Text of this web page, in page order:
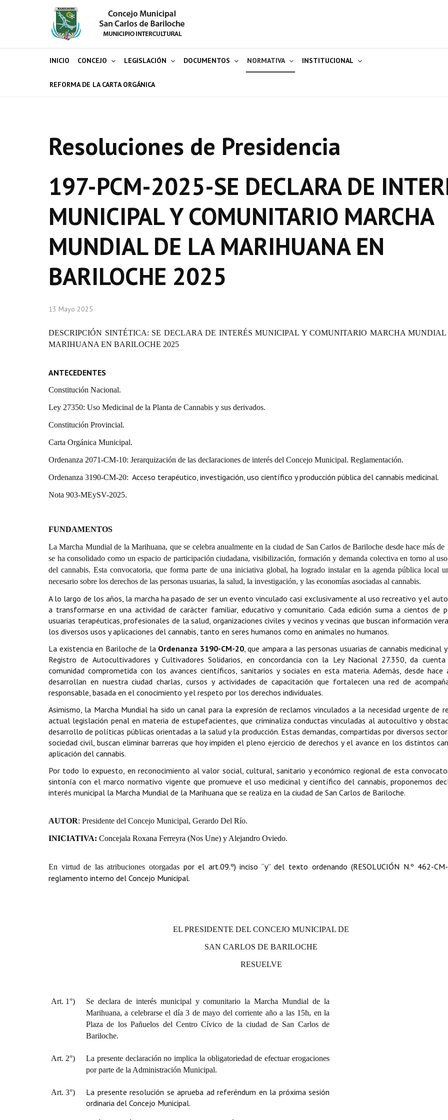
INICIO CONCEJO LEGISLACIÓN DOCUMENTOS NORMATIVA INSTITUCIONAL
REFORMA DE LA CARTA ORGÁNICA
Resoluciones de Presidencia
197-PCM-2025-SE DECLARA DE
MUNICIPAL Y COMUNITARIO MARCHA
MUNDIAL DE LA MARIHUANA EN
BARILOCHE 2025
13 Mayo 2025
DESCRIPCIÓN SINTÉTICA: SE DECLARA DE INTERÉS MUNICIPAL Y COMUNITARIO MARCHA
MARIHUANA EN BARILOCHE 2025
ANTECEDENTES
Constitución Nacional.
Ley 27350: Uso Medicinal de la Planta de Cannabis y sus derivados.
Constitución Provincial.
Carta Orgánica Municipal.
Ordenanza 2071-CM-10: Jerarquización de las declaraciones de interés del Concejo Municipal. Reglamentación.
Ordenanza 3190-CM-20: Acceso terapéutico, investigación, uso científico y producción pública del cannabis medicinal.
Nota 903-MEySV-2025.
FUNDAMENTOS
La Marcha Mundial de la Marihuana, que se celebra anualmente en la ciudad de San Carlos de Bariloche desde hace más de
se ha consolidado como un espacio de participación ciudadana, visibilización, formación y demanda colectiva en torno al
del cannabis. Esta convocatoria, que forma parte de una iniciativa global, ha logrado instalar en la agenda pública local
necesario sobre los derechos de las personas usuarias, la salud, la investigación, y las economías asociadas al cannabis.
A lo largo de los años, la marcha ha pasado de ser un evento vinculado casi exclusivamente al uso recreativo y el
a transformarse en una actividad de carácter familiar, educativo y comunitario. Cada edición suma a cientos de
usuarias terapéuticas, profesionales de la salud, organizaciones civiles y vecinos y vecinas que buscan información
los diversos usos y aplicaciones del cannabis, tanto en seres humanos como en animales no humanos.
La existencia en Bariloche de la Ordenanza 3190-CM-20, que ampara a las personas usuarias de cannabis medicinal
Registro de Autocultivadores y Cultivadores Solidarios, en concordancia con la Ley Nacional 27.350, da
comunidad comprometida con los avances científicos, sanitarios y sociales en esta materia. Además, desde hace
desarrollan en nuestra ciudad charlas, cursos y actividades de capacitación que fortalecen una red de
responsable, basada en el conocimiento y el respeto por los derechos individuales.
Asimismo, la Marcha Mundial ha sido un canal para la expresión de reclamos vinculados a la necesidad urgente de
actual legislación penal en materia de estupefacientes, que criminaliza conductas vinculadas al autocultivo y
desarrollo de políticas públicas orientadas a la salud y la producción. Estas demandas, compartidas por diversos
sociedad civil, buscan eliminar barreras que hoy impiden el pleno ejercicio de derechos y el avance en los distintos
aplicación del cannabis.
Por todo lo expuesto, en reconocimiento al valor social, cultural, sanitario y económico regional de esta
sintonía con el marco normativo vigente que promueve el uso medicinal y científico del cannabis, proponemos
interés municipal la Marcha Mundial de la Marihuana que se realiza en la ciudad de San Carlos de Bariloche.
AUTOR: Presidente del Concejo Municipal, Gerardo Del Río.
INICIATIVA: Concejala Roxana Ferreyra (Nos Une) y Alejandro Oviedo.
En virtud de las atribuciones otorgadaspor el art.09.º) inciso “y” del texto ordenando (RESOLUCIÓN N.º 462-
reglamento interno del Concejo Municipal.
EL PRESIDENTE DEL CONCEJO MUNICIPAL DE
SAN CARLOS DE BARILOCHE
RESUELVE
Art. 1°)
Se declara de interés municipal y comunitario la Marcha Mundial de la
Marihuana, a celebrarse el día 3 de mayo del corriente año a las 15h, en la
Plaza de los Pañuelos del Centro Cívico de la ciudad de San Carlos de
Bariloche.
Art. 2°)
La presente declaración no implica la obligatoriedad de efectuar erogaciones
por parte de la Administración Municipal.
Art. 3°)
La presente resolución se aprueba ad referéndum en la próxima sesión
ordinaria del Concejo Municipal.